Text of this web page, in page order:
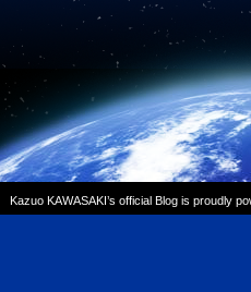
Kazuo KAWASAKI’s official Blog is proudly